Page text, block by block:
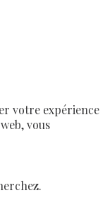
votre expérience
vous